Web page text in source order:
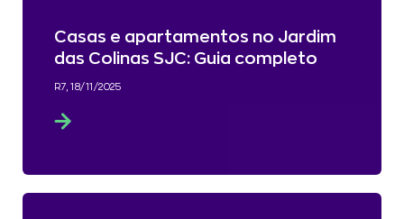
Casas e apartamentos no Jardim
das Colinas SJC: Guia completo
R7, 18/11/2025